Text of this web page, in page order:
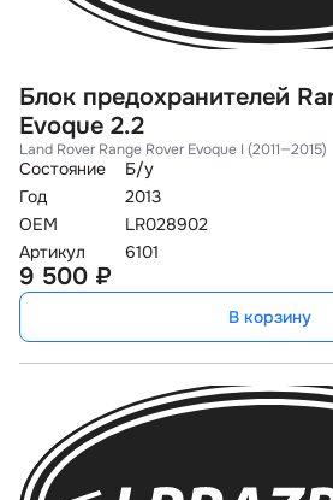
Блок предохранителей
Evoque 2.2
Land Rover Range Rover Evoque I (2011—2015)
Состояние
Б/у
Год
2013
OEM
LR028902
Артикул
6101
9 500 ₽
В корзину